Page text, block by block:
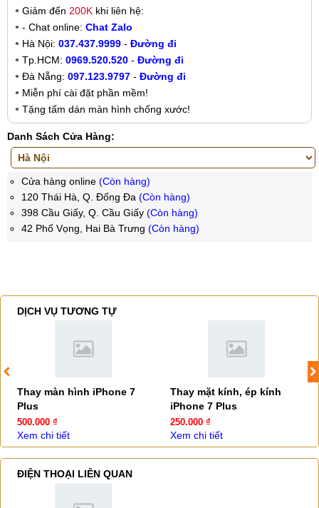
Giảm đến 200K khi liên hệ:
- Chat online: Chat Zalo
Hà Nội: 037.437.9999 - Đường đi
Tp.HCM: 0969.520.520 - Đường đi
Đà Nẵng: 097.123.9797 - Đường đi
Miễn phí cài đặt phần mềm!
Tặng tấm dán màn hình chống xước!
Danh Sách Cửa Hàng:
Cửa hàng online (Còn hàng)
120 Thái Hà, Q. Đống Đa (Còn hàng)
398 Cầu Giấy, Q. Cầu Giấy (Còn hàng)
42 Phố Vọng, Hai Bà Trưng (Còn hàng)
DỊCH VỤ TƯƠNG TỰ
Thay màn hình iPhone 7
Plus
500.000 ₫
Xem chi tiết
Thay mặt kính, ép kính
iPhone 7 Plus
250.000 ₫
Xem chi tiết
ĐIỆN THOẠI LIÊN QUAN